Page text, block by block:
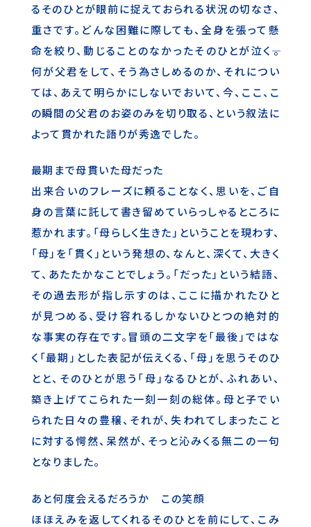
るそのひとが眼前に捉えておられる状況の切なさ、
重さです。どんな困難に際しても、全身を張って懸
命を絞り、動じることのなかったそのひとが泣く――。
何が父君をして、そう為さしめるのか、それについ
ては、あえて明らかにしないでおいて、今、ここ、こ
の瞬間の父君のお姿のみを切り取る、という叙法に
よって貫かれた語りが秀逸でした。
最期まで母貫いた母だった
出来合いのフレーズに頼ることなく、思いを、ご自
身の言葉に託して書き留めていらっしゃるところに
惹かれます。「母らしく生きた」ということを現わす、
「母」を「貫く」という発想の、なんと、深くて、大きく
て、あたたかなことでしょう。「だった」という結語、
その過去形が指し示すのは、ここに描かれたひと
が見つめる、受け容れるしかないひとつの絶対的
な事実の存在です。冒頭の二文字を「最後」ではな
く「最期」とした表記が伝えくる、「母」を思うそのひ
とと、そのひとが思う「母」なるひとが、ふれあい、
築き上げてこられた一刻一刻の総体。母と子でい
られた日々の豊穣、それが、失われてしまったこと
に対する愕然、呆然が、そっと沁みくる無二の一句
となりました。
あと何度会えるだろうか この笑顔
ほほえみを返してくれるそのひとを前にして、こみ